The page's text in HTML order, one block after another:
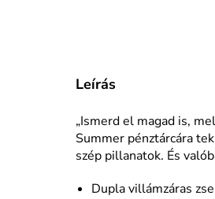
Leírás
„Ismerd el magad is,
Summer pénztárcára
szép pillanatok. És
Dupla villámzáras